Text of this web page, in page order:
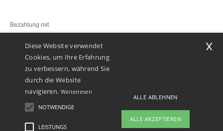
Bezahlung mit
Unsere Paketzusteller
Diese Website verwendet
Cookies, um Ihre Erfahrung
zu verbessern, während Sie
durch die Website
navigieren. Weiterlesen
NOTWENDIGE
LEISTUNGS
ALLE ABLEHNEN
ALLE AKZEPTIEREN
x